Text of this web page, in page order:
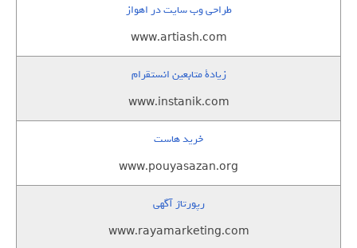
طراحی وب سایت در اهواز
www.artiash.com
زيادة متابعين انستقرام
www.instanik.com
خرید هاست
www.pouyasazan.org
رپورتاژ آگهی
www.rayamarketing.com